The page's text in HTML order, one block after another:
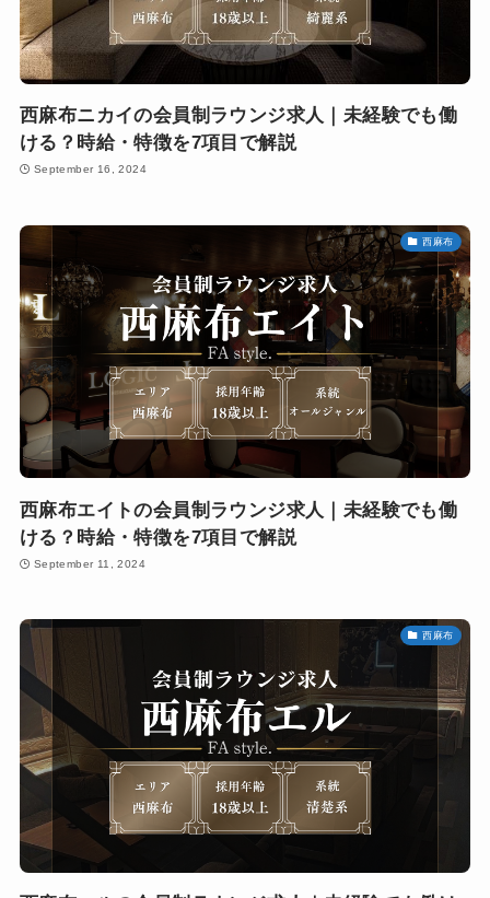
西麻布ニカイの会員制ラウンジ求人｜未経験でも働
ける？時給・特徴を7項目で解説
September 16, 2024
西麻布
西麻布エイトの会員制ラウンジ求人｜未経験でも働
ける？時給・特徴を7項目で解説
September 11, 2024
西麻布